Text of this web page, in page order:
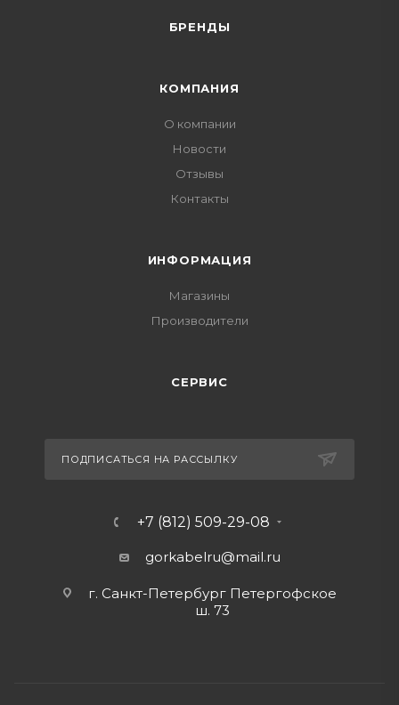
БРЕНДЫ
КОМПАНИЯ
О компании
Новости
Отзывы
Контакты
ИНФОРМАЦИЯ
Магазины
Производители
СЕРВИС
ПОДПИСАТЬСЯ НА РАССЫЛКУ
+7 (812) 509-29-08
gorkabelru@mail.ru
г. Санкт-Петербург Петергофское
ш. 73